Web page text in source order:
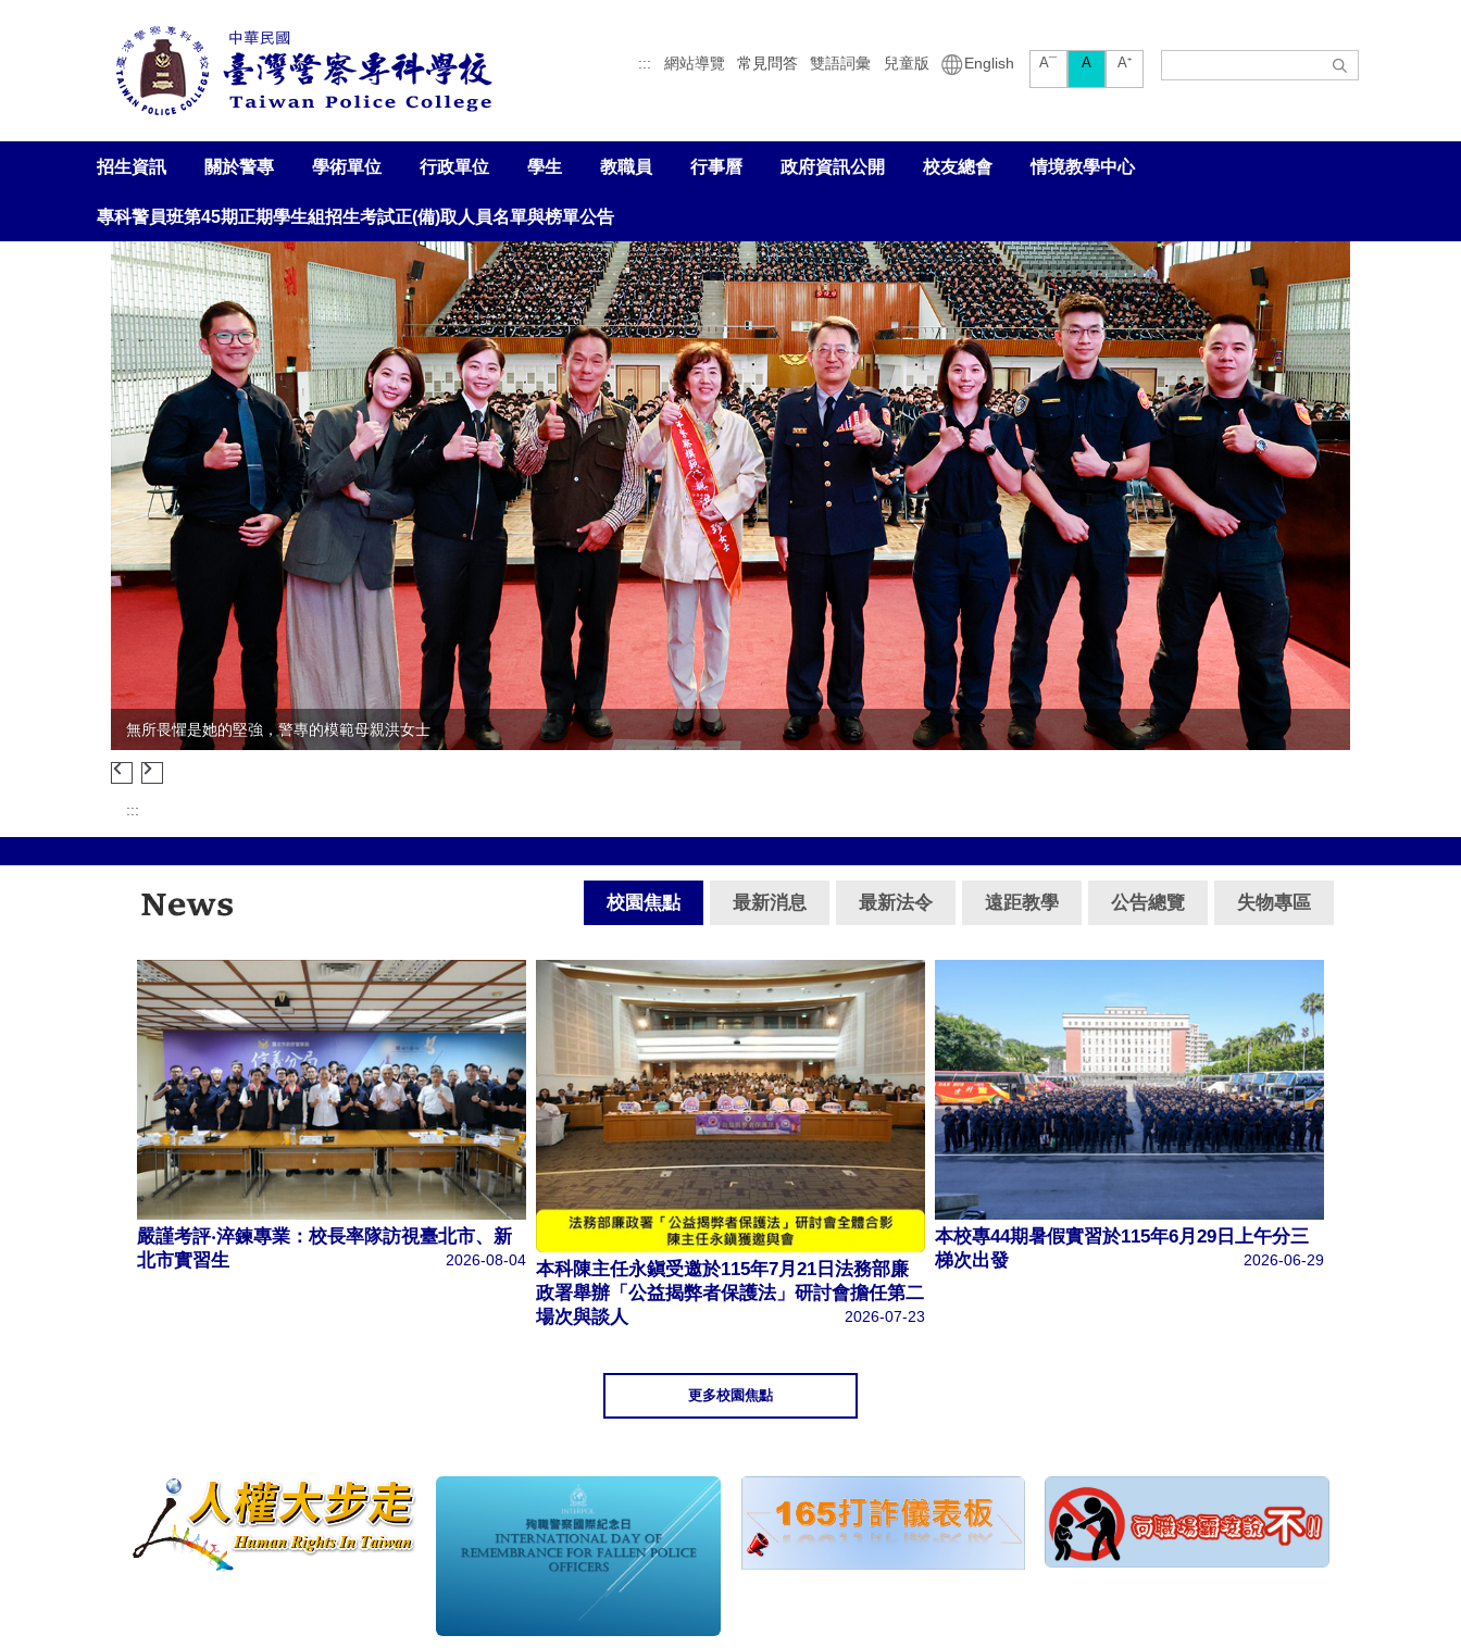
::: 網站導覽 常見問答 雙語詞彙 兒童版 English A¯ A A⁺
招生資訊 關於警專 學術單位 行政單位 學生 教職員 行事曆 政府資訊公開 校友總會 情境教學中心
專科警員班第45期正期學生組招生考試正(備)取人員名單與榜單公告
20260331為愛行動戒菸就贏記者會
:::
校園焦點 最新消息 最新法令 遠距教學 公告總覽 失物專區
嚴謹考評‧淬鍊專業：校長率隊訪視臺北市、新
北市實習生
2026-08-04 本科陳主任永鎭受邀於115年7月21日法務部廉
政署舉辦「公益揭弊者保護法」研討會擔任第二
場次與談人
2026-07-23
本校專44期暑假實習於115年6月29日上午分三
梯次出發
2026-06-29
更多校園焦點